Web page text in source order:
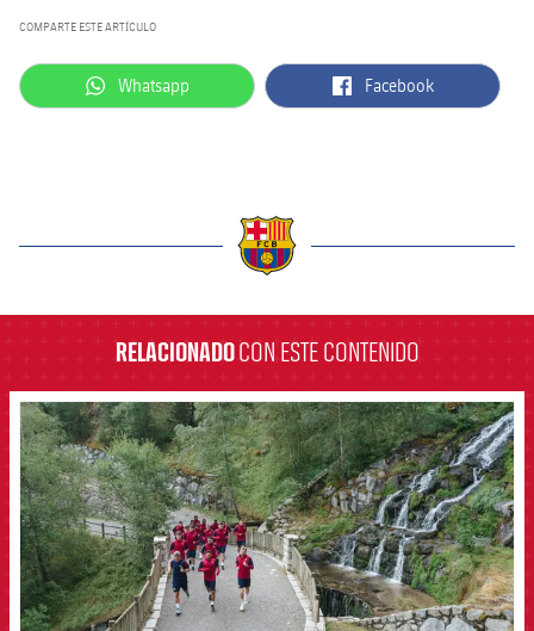
COMPARTE ESTE ARTÍCULO
label.aria.whatsapp
Whatsapp label.aria.facebook
Facebook
RELACIONADOCON ESTE CONTENIDO
FCB Barcelona badge